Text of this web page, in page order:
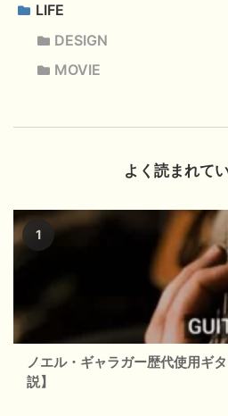
LIFE
DESIGN
MOVIE
よく読まれて
ノエル・ギャラガー歴代使用ギ
説】